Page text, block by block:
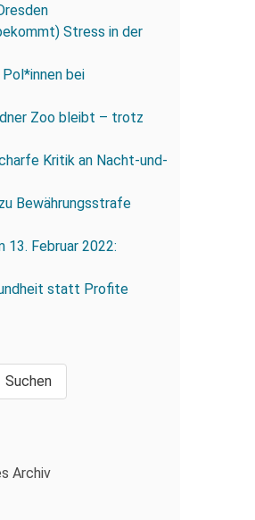
Stress in der
Pol*innen bei
Zoo bleibt – trotz
Kritik an Nacht-und-
Bewährungsstrafe
13. Februar 2022:
statt Profite
Archiv